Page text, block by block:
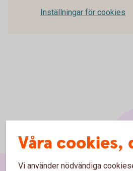
Inställningar för cookies
Våra cookies,
Vi använder nödvändiga